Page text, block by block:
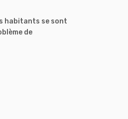
habitants se sont
de